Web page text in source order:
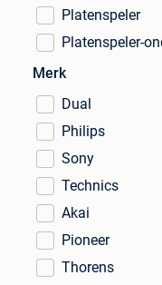
Platenspeler
Platenspeler-
Merk
Dual
Philips
Sony
Technics
Akai
Pioneer
Thorens